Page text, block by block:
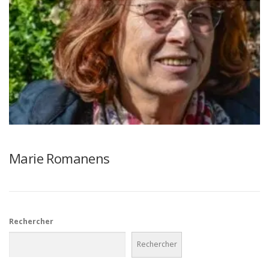
Marie Romanens
Rechercher
Rechercher